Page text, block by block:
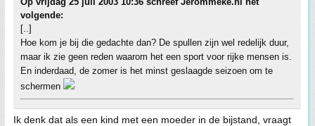
volgende:
[..]
Hoe kom je bij die gedachte dan? De spullen zijn wel redelijk duur,
maar ik zie geen reden waarom het een sport voor rijke mensen is.
En inderdaad, de zomer is het minst geslaagde seizoen om te
schermen
Ik denk dat als een kind met een moeder in de bijstand, vraagt